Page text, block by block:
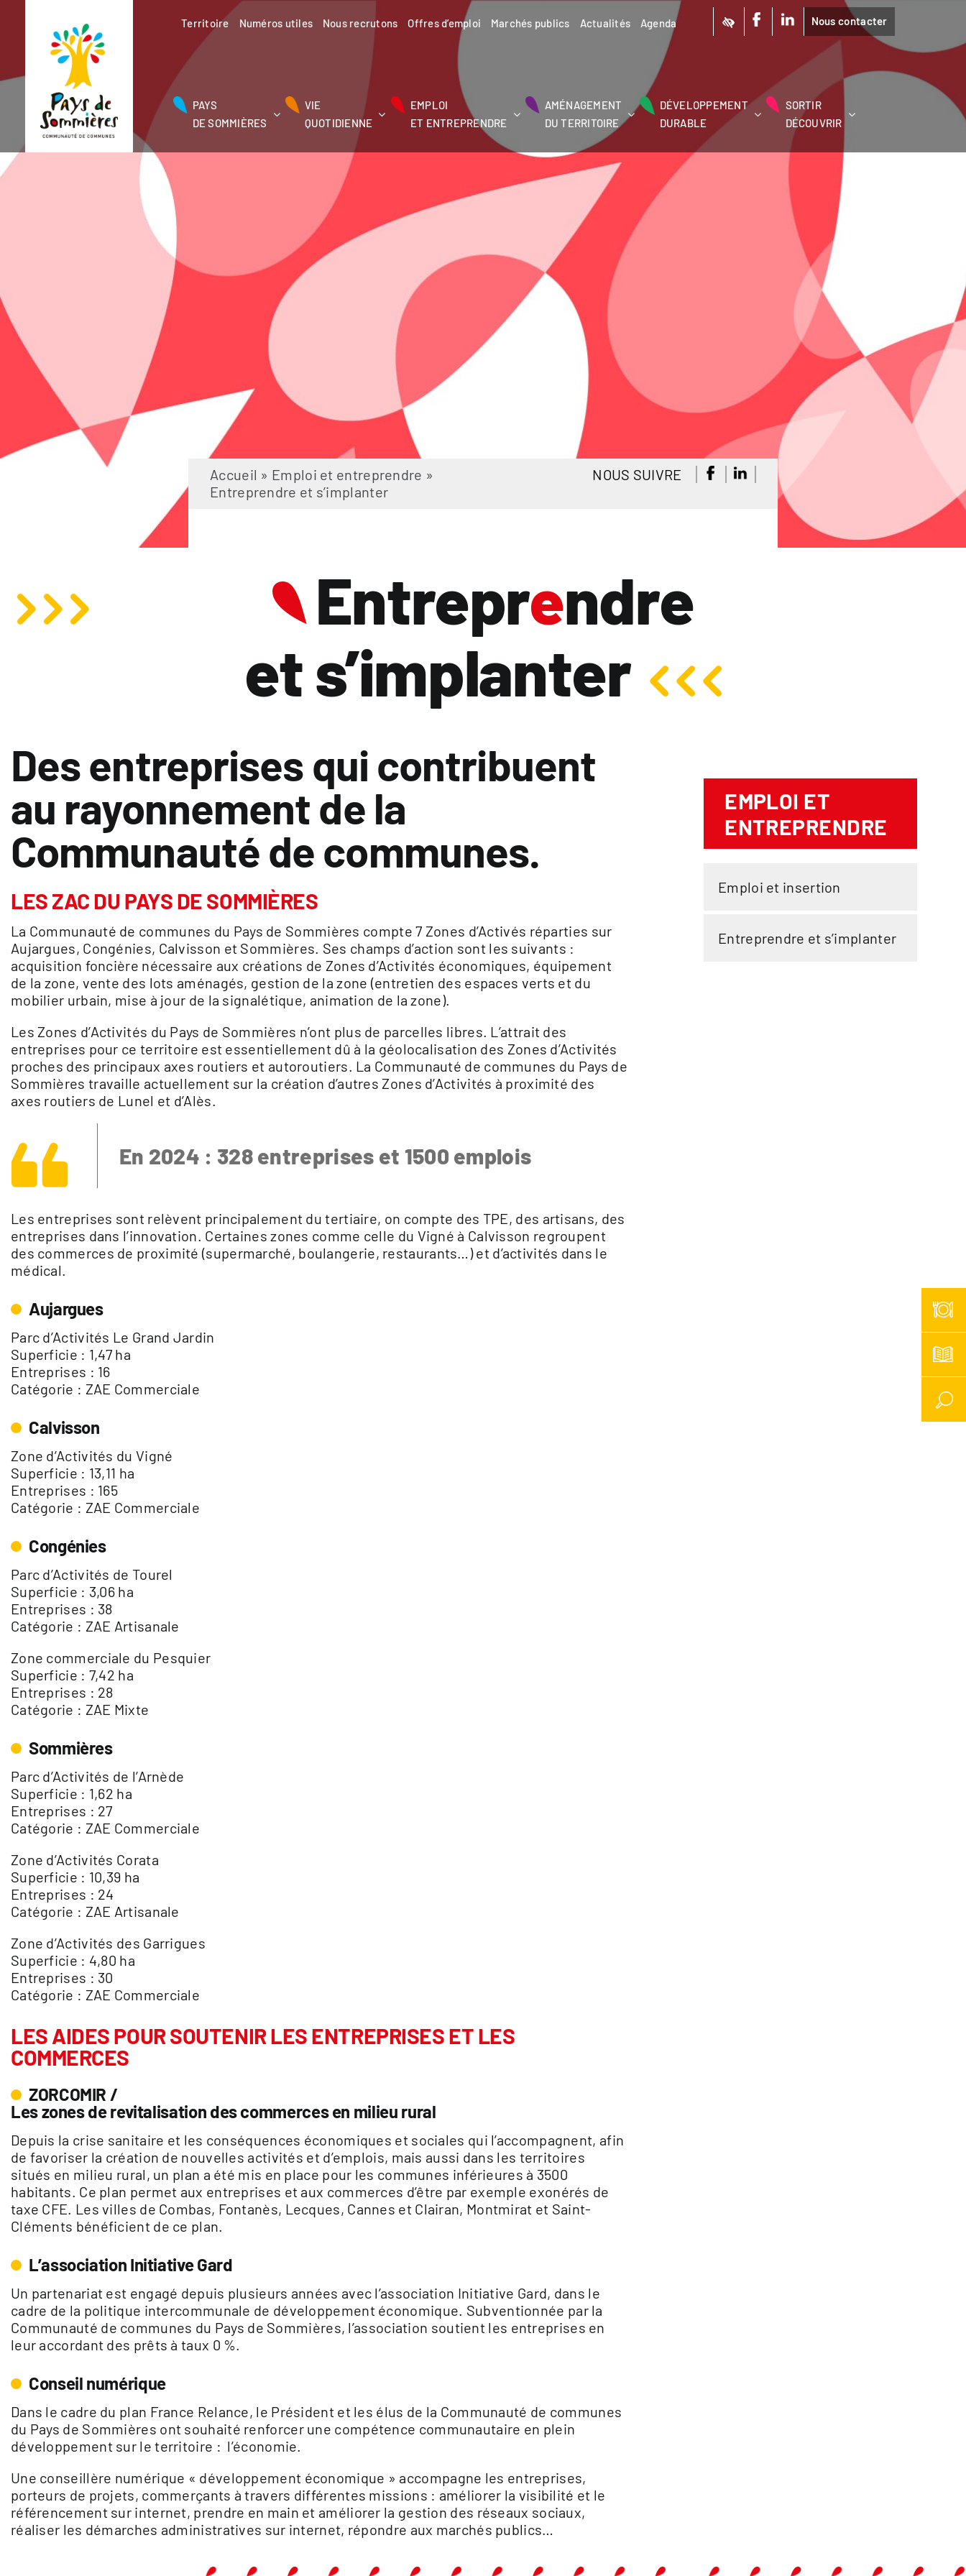
contenu
Territoire Numéros utiles Nous recrutons Offres d’emploi Marchés publics Actualités Agenda Nous contacter
PAYS
DE SOMMIÈRES
VIE
QUOTIDIENNE
EMPLOI
ET ENTREPRENDRE
AMÉNAGEMENT
DU TERRITOIRE
DÉVELOPPEMENT
DURABLE
SORTIR
DÉCOUVRIR
Accueil » Emploi et entreprendre »
Entreprendre et s’implanter
NOUS SUIVRE
Entreprendre
et s’implanter
Des entreprises qui contribuent
au rayonnement de la
Communauté de communes.
LES ZAC DU PAYS DE SOMMIÈRES
La Communauté de communes du Pays de Sommières compte 7 Zones d’Activés réparties sur
Aujargues, Congénies, Calvisson et Sommières. Ses champs d’action sont les suivants :
acquisition foncière nécessaire aux créations de Zones d’Activités économiques, équipement
de la zone, vente des lots aménagés, gestion de la zone (entretien des espaces verts et du
mobilier urbain, mise à jour de la signalétique, animation de la zone).
Les Zones d’Activités du Pays de Sommières n’ont plus de parcelles libres. L’attrait des
entreprises pour ce territoire est essentiellement dû à la géolocalisation des Zones d’Activités
proches des principaux axes routiers et autoroutiers. La Communauté de communes du Pays de
Sommières travaille actuellement sur la création d’autres Zones d’Activités à proximité des
axes routiers de Lunel et d’Alès.
En 2024 : 328 entreprises et 1500 emplois
Les entreprises sont relèvent principalement du tertiaire, on compte des TPE, des artisans, des
entreprises dans l’innovation. Certaines zones comme celle du Vigné à Calvisson regroupent
des commerces de proximité (supermarché, boulangerie, restaurants…) et d’activités dans le
médical.
Aujargues
Parc d’Activités Le Grand Jardin
Superficie : 1,47 ha
Entreprises : 16
Catégorie : ZAE Commerciale
Calvisson
Zone d’Activités du Vigné
Superficie : 13,11 ha
Entreprises : 165
Catégorie : ZAE Commerciale
Congénies
Parc d’Activités de Tourel
Superficie : 3,06 ha
Entreprises : 38
Catégorie : ZAE Artisanale
Zone commerciale du Pesquier
Superficie : 7,42 ha
Entreprises : 28
Catégorie : ZAE Mixte
Sommières
Parc d’Activités de l’Arnède
Superficie : 1,62 ha
Entreprises : 27
Catégorie : ZAE Commerciale
Zone d’Activités Corata
Superficie : 10,39 ha
Entreprises : 24
Catégorie : ZAE Artisanale
Zone d’Activités des Garrigues
Superficie : 4,80 ha
Entreprises : 30
Catégorie : ZAE Commerciale
LES AIDES POUR SOUTENIR LES ENTREPRISES ET LES
COMMERCES
ZORCOMIR /
Les zones de revitalisation des commerces en milieu rural
Depuis la crise sanitaire et les conséquences économiques et sociales qui l’accompagnent, afin
de favoriser la création de nouvelles activités et d’emplois, mais aussi dans les territoires
situés en milieu rural, un plan a été mis en place pour les communes inférieures à 3500
habitants. Ce plan permet aux entreprises et aux commerces d’être par exemple exonérés de
taxe CFE. Les villes de Combas, Fontanès, Lecques, Cannes et Clairan, Montmirat et Saint-
Cléments bénéficient de ce plan.
L’association Initiative Gard
Un partenariat est engagé depuis plusieurs années avec l’association Initiative Gard, dans le
cadre de la politique intercommunale de développement économique. Subventionnée par la
Communauté de communes du Pays de Sommières, l’association soutient les entreprises en
leur accordant des prêts à taux 0 %.
Conseil numérique
Dans le cadre du plan France Relance, le Président et les élus de la Communauté de communes
du Pays de Sommières ont souhaité renforcer une compétence communautaire en plein
développement sur le territoire : l’économie.
Une conseillère numérique « développement économique » accompagne les entreprises,
porteurs de projets, commerçants à travers différentes missions : améliorer la visibilité et le
référencement sur internet, prendre en main et améliorer la gestion des réseaux sociaux,
réaliser les démarches administratives sur internet, répondre aux marchés publics…
EMPLOI ET
ENTREPRENDRE
Emploi et insertion
Entreprendre et s’implanter